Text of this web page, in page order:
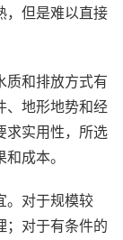
，但是难以直接
质和排放方式有
、地形地势和经
求实用性，所选
成本。
。对于规模较
；对于有条件的